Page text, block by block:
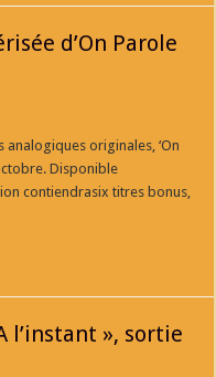
d’On Parole
originales, ‘On
Disponible
contiendrasix titres bonus,
l’instant », sortie